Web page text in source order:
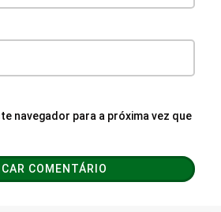
navegador para a próxima vez que